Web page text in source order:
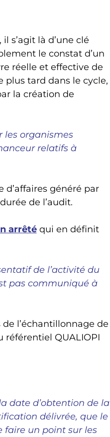
s’agit là d’une clé
le constat d’un
réelle et effective de
plus tard dans le cycle,
la création de
les organismes
relatifs à
d’affaires généré par
de l’audit.
arrêtéqui en définit
de l’activité du
pas communiqué à
l’échantillonnage de
référentiel QUALIOPI
date d’obtention de la
délivrée, que le
faire un point sur les